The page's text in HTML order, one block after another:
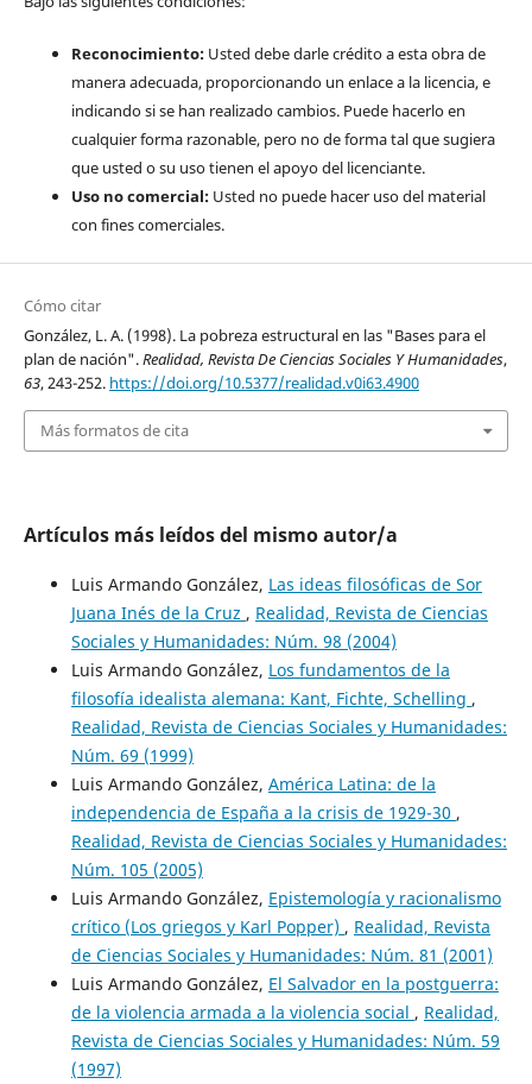
Reconocimiento:Usted debe darle crédito a esta obra de
manera adecuada, proporcionando un enlace a la licencia, e
indicando si se han realizado cambios. Puede hacerlo en
cualquier forma razonable, pero no de forma tal que sugiera
que usted o su uso tienen el apoyo del licenciante.
Uso no comercial:Usted no puede hacer uso del material
con fines comerciales.
Cómo citar
González, L. A. (1998). La pobreza estructural en las "Bases para el
plan de nación".Realidad, Revista De Ciencias Sociales Y Humanidades,
63, 243-252. https://doi.org/10.5377/realidad.v0i63.4900
Más formatos de cita
Artículos más leídos del mismo autor/a
Luis Armando González, Las ideas filosóficas de Sor
Juana Inés de la Cruz , Realidad, Revista de Ciencias
Sociales y Humanidades: Núm. 98 (2004)
Luis Armando González, Los fundamentos de la
filosofía idealista alemana: Kant, Fichte, Schelling ,
Realidad, Revista de Ciencias Sociales y Humanidades:
Núm. 69 (1999)
Luis Armando González, América Latina: de la
independencia de España a la crisis de 1929-30 ,
Realidad, Revista de Ciencias Sociales y Humanidades:
Núm. 105 (2005)
Luis Armando González, Epistemología y racionalismo
crítico (Los griegos y Karl Popper) , Realidad, Revista
de Ciencias Sociales y Humanidades: Núm. 81 (2001)
Luis Armando González, El Salvador en la postguerra:
de la violencia armada a la violencia social , Realidad,
Revista de Ciencias Sociales y Humanidades: Núm. 59
(1997)